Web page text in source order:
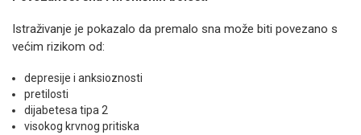
Istraživanje je pokazalo da premalo sna može biti povezano s
većim rizikom od:
depresije i anksioznosti
pretilosti
dijabetesa tipa 2
visokog krvnog pritiska